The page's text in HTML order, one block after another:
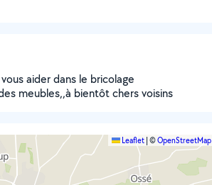
aider dans le bricolage
meubles,,à bientôt chers voisins
Leaflet ©OpenStreetMap